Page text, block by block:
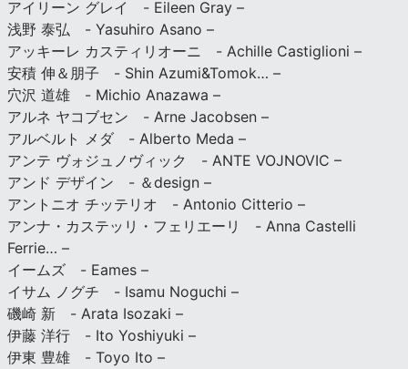
アイリーン グレイ - Eileen Gray –
浅野 泰弘 - Yasuhiro Asano –
アッキーレ カスティリオーニ - Achille Castiglioni –
安積 伸＆朋子 - Shin Azumi&Tomok… –
穴沢 道雄 - Michio Anazawa –
アルネ ヤコブセン - Arne Jacobsen –
アルベルト メダ - Alberto Meda –
アンテ ヴォジュノヴィック - ANTE VOJNOVIC –
アンド デザイン - ＆design –
アントニオ チッテリオ - Antonio Citterio –
アンナ・カステッリ・フェリエーリ - Anna Castelli
Ferrie… –
イームズ - Eames –
イサム ノグチ - Isamu Noguchi –
磯崎 新 - Arata Isozaki –
伊藤 洋行 - Ito Yoshiyuki –
伊東 豊雄 - Toyo Ito –